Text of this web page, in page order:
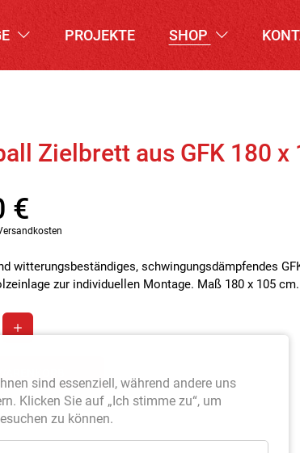
PROJEKTE SHOP
Zielbrett aus GFK 180 x
€
witterungsbeständiges, schwingungsdämpfendes
zur individuellen Montage. Maß 180 x 105 cm.
sind essenziell, während andere uns
Klicken Sie auf „Ich stimme zu“, um
zu können.